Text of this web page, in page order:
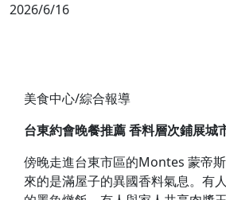
2026/6/16
美食中心/綜合報導
台東約會晚餐推薦 香料層次鋪展城
傍晚走進台東市區的Montes 蒙帝
來的是滿屋子的異國香料氣息。有